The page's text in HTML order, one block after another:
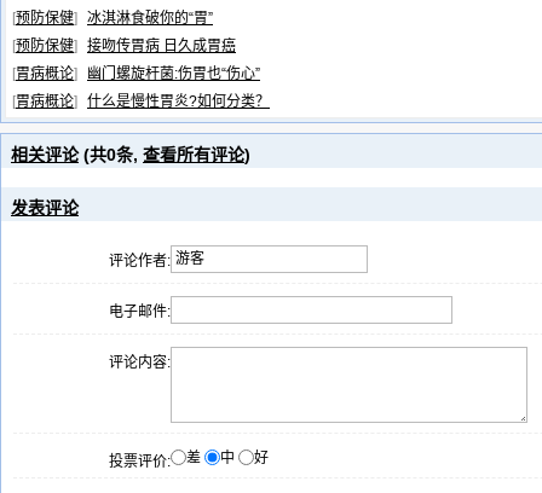
[预防保健]
冰淇淋食破你的“胃”
[预防保健]
接吻传胃病 日久成胃癌
[胃病概论]
幽门螺旋杆菌:伤胃也“伤心”
[胃病概论] 什么是慢性胃炎?如何分类？
相关评论(共0条, 查看所有评论)
发表评论
评论作者:
电子邮件:
评论内容:
投票评价: 差 中 好